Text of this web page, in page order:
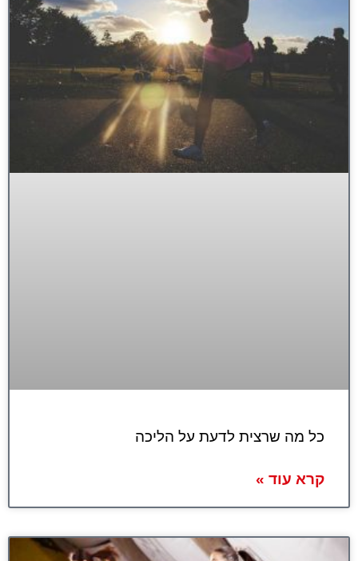
כל מה שרצית לדעת על הליכה
קרא עוד »